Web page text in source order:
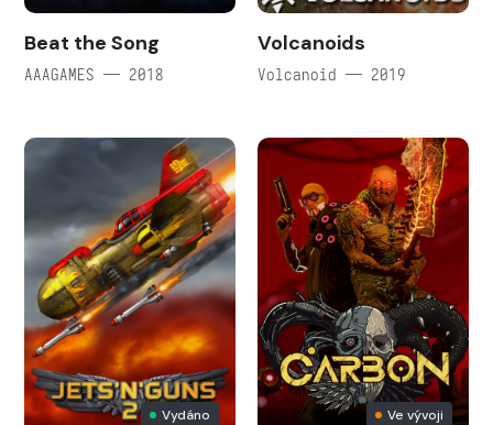
Beat the Song
AAAGAMES — 2018
Volcanoids
Volcanoid — 2019
Vydáno Ve vývoji